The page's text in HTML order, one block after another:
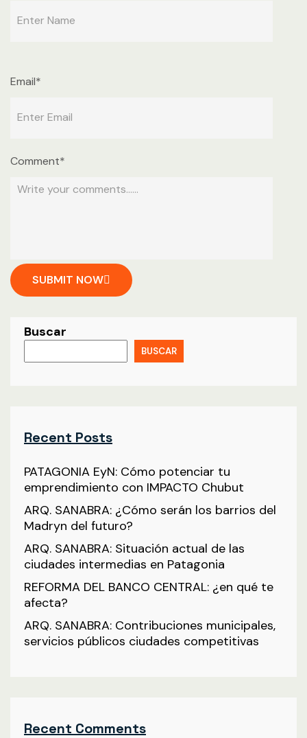
Buscar
BUSCAR
Recent Posts
PATAGONIA EyN: Cómo potenciar tu
emprendimiento con IMPACTO Chubut
ARQ. SANABRA: ¿Cómo serán los barrios del
Madryn del futuro?
ARQ. SANABRA: Situación actual de las
ciudades intermedias en Patagonia
REFORMA DEL BANCO CENTRAL: ¿en qué te
afecta?
ARQ. SANABRA: Contribuciones municipales,
servicios públicos ciudades competitivas
Recent Comments
Comment*
Email*
SUBMIT NOW